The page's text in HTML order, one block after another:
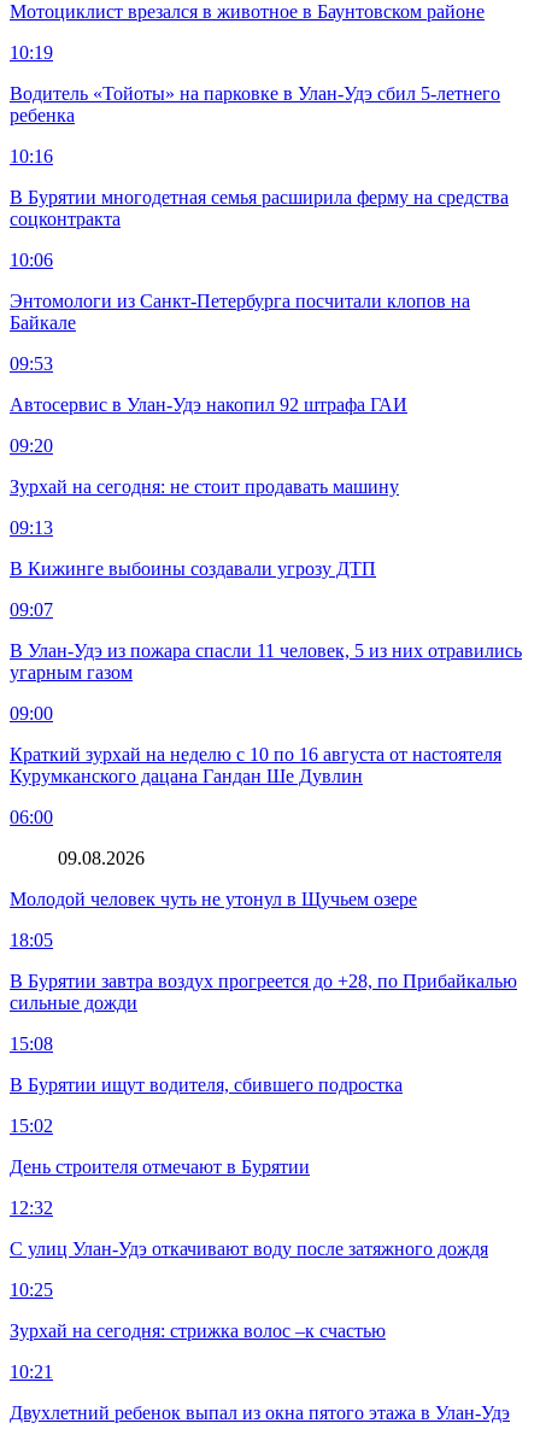
Мотоциклист врезался в животное в Баунтовском районе
10:19
Водитель «Тойоты» на парковке в Улан-Удэ сбил 5-летнего
ребенка
10:16
В Бурятии многодетная семья расширила ферму на средства
соцконтракта
10:06
Энтомологи из Санкт-Петербурга посчитали клопов на
Байкале
09:53
Автосервис в Улан-Удэ накопил 92 штрафа ГАИ
09:20
Зурхай на сегодня: не стоит продавать машину
09:13
В Кижинге выбоины создавали угрозу ДТП
09:07
В Улан-Удэ из пожара спасли 11 человек, 5 из них отравились
угарным газом
09:00
Краткий зурхай на неделю с 10 по 16 августа от настоятеля
Курумканского дацана Гандан Ше Дувлин
06:00
09.08.2026
Молодой человек чуть не утонул в Щучьем озере
18:05
В Бурятии завтра воздух прогреется до +28, по Прибайкалью
сильные дожди
15:08
В Бурятии ищут водителя, сбившего подростка
15:02
День строителя отмечают в Бурятии
12:32
С улиц Улан-Удэ откачивают воду после затяжного дождя
10:25
Зурхай на сегодня: стрижка волос –к счастью
10:21
Двухлетний ребенок выпал из окна пятого этажа в Улан-Удэ